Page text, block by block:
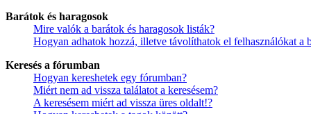
Barátok és haragosok
Mire valók a barátok és haragosok listák?
Hogyan adhatok hozzá, illetve távolíthatok el felhasználókat a
Keresés a fórumban
Hogyan kereshetek egy fórumban?
Miért nem ad vissza találatot a keresésem?
A keresésem miért ad vissza üres oldalt!?